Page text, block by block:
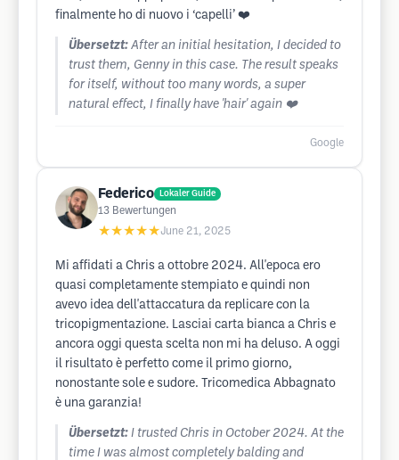
finalmente ho di nuovo i ‘capelli’ ❤️
Übersetzt: After an initial hesitation, I decided to
trust them, Genny in this case. The result speaks
for itself, without too many words, a super
natural effect, I finally have 'hair' again ❤️
Google
Federico Lokaler Guide
13 Bewertungen
★★★★★June 21, 2025
Mi affidati a Chris a ottobre 2024. All'epoca ero
quasi completamente stempiato e quindi non
avevo idea dell'attaccatura da replicare con la
tricopigmentazione. Lasciai carta bianca a Chris e
ancora oggi questa scelta non mi ha deluso. A oggi
il risultato è perfetto come il primo giorno,
nonostante sole e sudore. Tricomedica Abbagnato
è una garanzia!
Übersetzt: I trusted Chris in October 2024. At the
time I was almost completely balding and